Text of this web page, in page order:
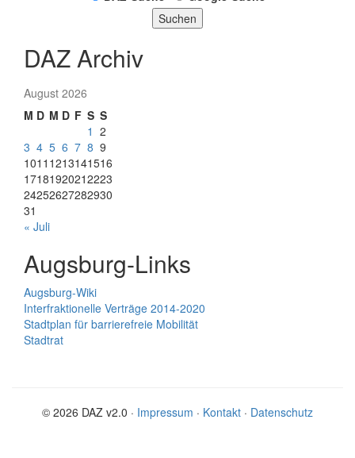
Suchen
DAZ Archiv
August 2026
M D M D F S S
1 2
3 4 5 6 7 8 9
1011 1213141516
17181920212223
24252627282930
31
« Juli
Augsburg-Links
Augsburg-Wiki
Interfraktionelle Verträge 2014-2020
Stadtplan für barrierefreie Mobilität
Stadtrat
© 2026 DAZ v2.0 · Impressum · Kontakt · Datenschutz